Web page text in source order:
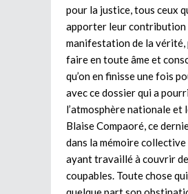
pour la justice, tous ceux
apporter leur contribution
manifestation de la vérité,
faire en toute âme et
qu’on en finisse une fois
avec ce dossier qui a
l’atmosphère nationale et
Blaise Compaoré, ce
dans la mémoire collective
ayant travaillé à couvrir
coupables. Toute chose